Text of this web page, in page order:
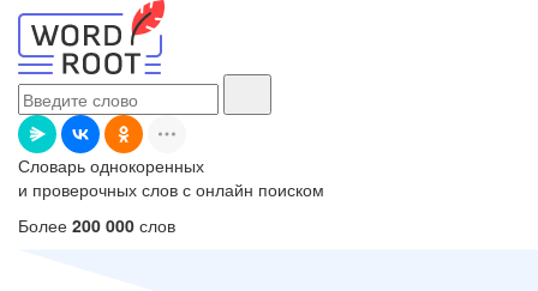
Словарь однокоренных
и проверочных слов с онлайн поиском
Более 200 000 слов